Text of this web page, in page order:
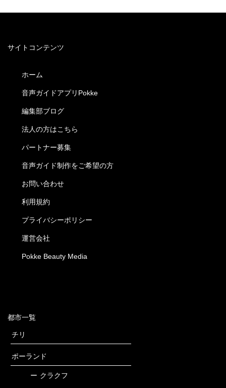
サイトコンテンツ
ホーム
音声ガイドアプリPokke
編集部ブログ
法人の方はこちら
パートナー募集
音声ガイド制作をご希望の方
お問い合わせ
利用規約
プライバシーポリシー
運営会社
Pokke Beauty Media
都市一覧
チリ
ポーランド
ー クラクフ